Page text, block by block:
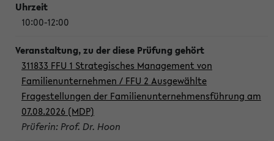
10:00-12:00
311833 FFU 1 Strategisches Management von
Familienunternehmen / FFU 2 Ausgewählte
Fragestellungen der Familienunternehmensführung am
07.08.2026 (MDP)
Prüferin: Prof. Dr. Hoon